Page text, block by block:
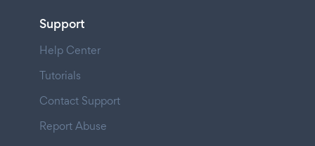
Support
Help Center
Tutorials
Contact Support
Report Abuse